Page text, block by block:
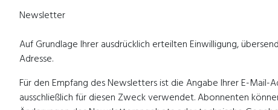
Newsletter
Auf Grundlage Ihrer ausdrücklich erteilten Einwilligung,
Adresse.
Für den Empfang des Newsletters ist die Angabe Ihrer E-
ausschließlich für diesen Zweck verwendet. Abonnenten